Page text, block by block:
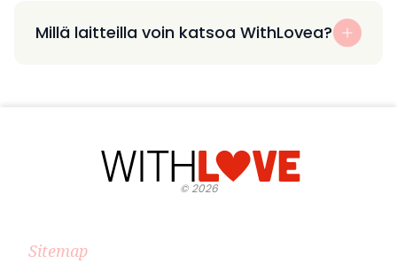
Millä laitteilla voin katsoa WithLovea?
©2026
Sitemap